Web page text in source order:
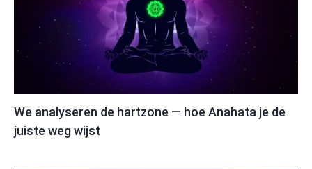
We analyseren de hartzone — hoe Anahata je de
juiste weg wijst